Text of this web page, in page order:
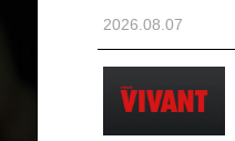
2026.08.07